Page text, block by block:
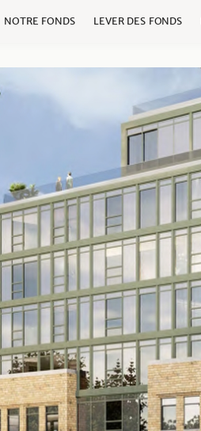
NOTRE FONDS LEVER DES FONDS